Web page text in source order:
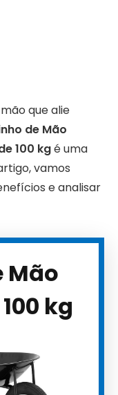
que alie
de Mão
100 kgé uma
vamos
e analisar
Mão
kg